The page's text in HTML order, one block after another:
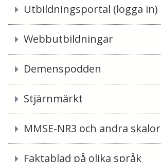
Utbildningsportal (logga in)
Webbutbildningar
Demenspodden
Stjärnmärkt
MMSE-NR3 och andra skalor
Faktablad på olika språk